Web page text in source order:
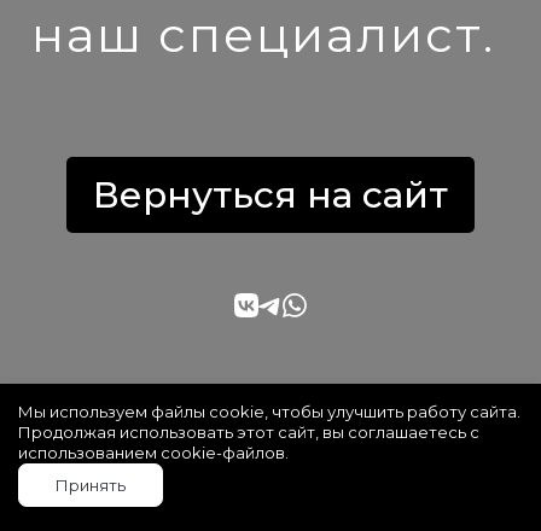
наш специалист.
Вернуться на сайт
Мы используем файлы cookie, чтобы улучшить работу сайта.
Продолжая использовать этот сайт, вы соглашаетесь с
использованием cookie-файлов.
Принять